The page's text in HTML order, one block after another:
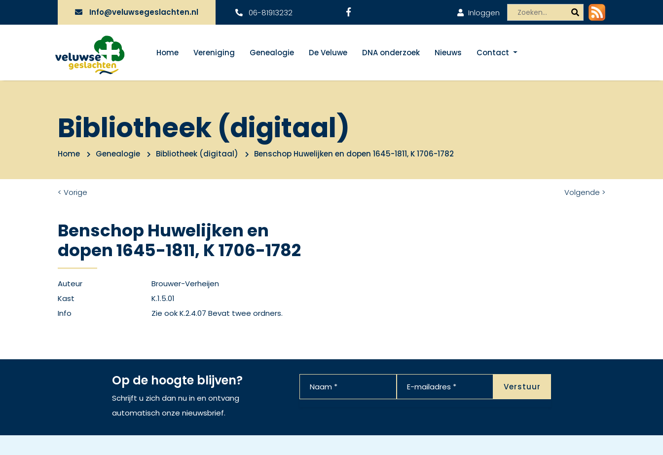
Info@veluwsegeslachten.nl 06-81913232 Inloggen
Home Vereniging Genealogie De Veluwe DNA onderzoek Nieuws Contact
Bibliotheek (digitaal)
Home Genealogie Bibliotheek (digitaal) Benschop Huwelijken en dopen 1645-1811, K 1706-1782
< Vorige Volgende >
Benschop Huwelijken en
dopen 1645-1811, K 1706-1782
Auteur
Brouwer-Verheijen
Kast
K.1.5.01
Info
Zie ook K.2.4.07 Bevat twee ordners.
Op de hoogte blijven?
Schrijft u zich dan nu in en ontvang
automatisch onze nieuwsbrief.